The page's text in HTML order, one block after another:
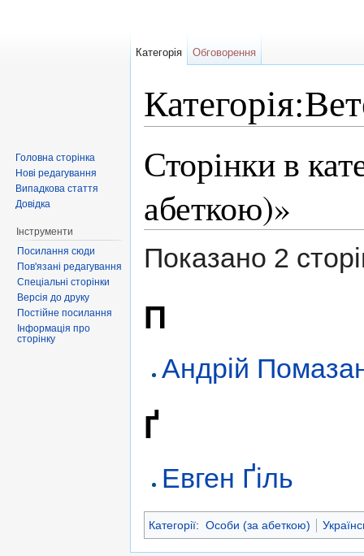
Сторінки в
абеткою)»
Показано 2
П
Андрій
Ґ
Евген Ґіль
Категорії: Особи (за абеткою)
Категорія Обговорення
Головна сторінка
Нові редагування
Випадкова стаття
Довідка
Інструменти
Посилання сюди
Пов'язані редагування
Спеціальні сторінки
Версія до друку
Постійне посилання
Інформація про
сторінку